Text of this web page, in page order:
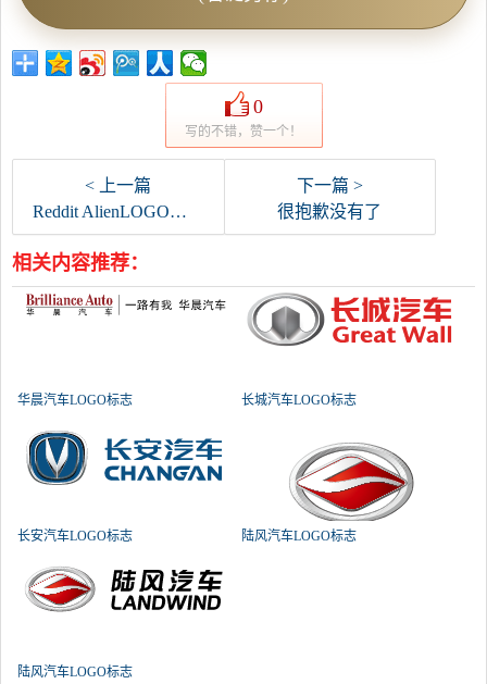
0
写的不错，赞一个！
< 上一篇
Reddit AlienLOGO标志
下一篇 >
很抱歉没有了
相关内容推荐：
华晨汽车LOGO标志 长城汽车LOGO标志
长安汽车LOGO标志 陆风汽车LOGO标志
陆风汽车LOGO标志